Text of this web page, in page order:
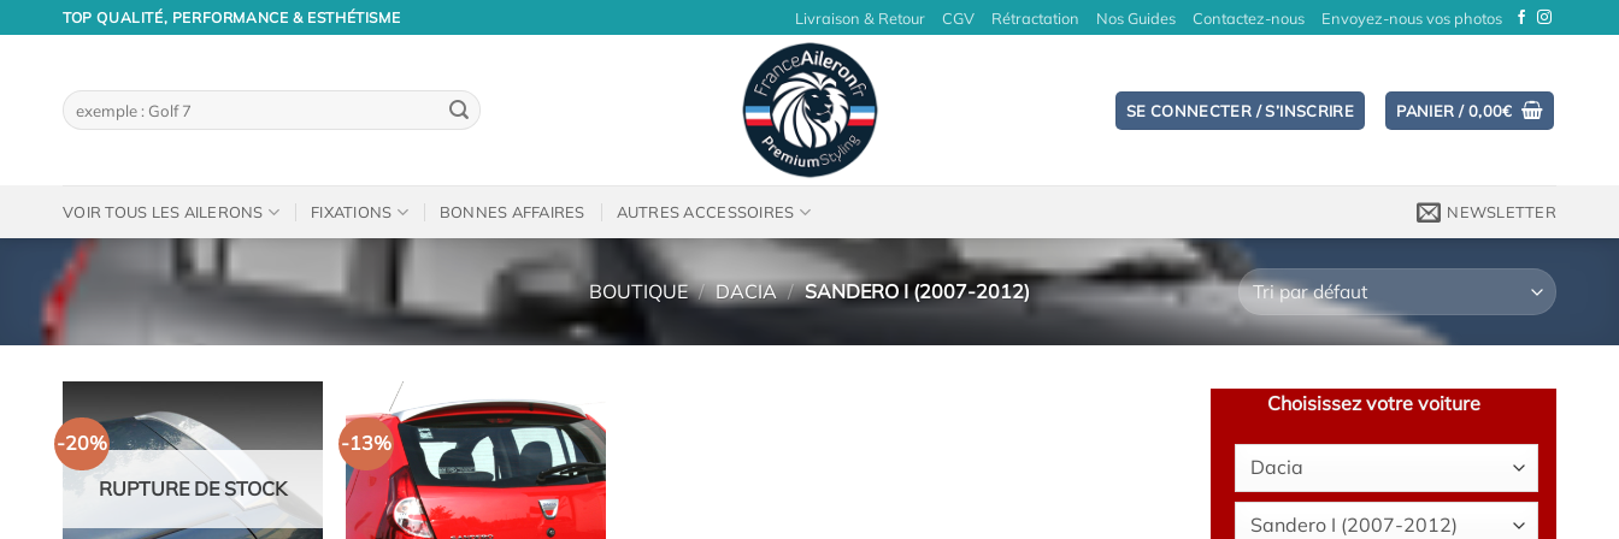
TOP QUALITÉ, PERFORMANCE & ESTHÉTISME Livraison & Retour CGV Rétractation Nos Guides Contactez-nous Envoyez-nous vos photos
Recherche
pour :
SE CONNECTER / S’INSCRIRE PANIER /0,00€
VOIR TOUS LES AILERONS FIXATIONS BONNES AFFAIRES AUTRES ACCESSOIRES NEWSLETTER
BOUTIQUE / DACIA / SANDERO I (2007-2012)
-20%
RUPTURE DE STOCK
-13%
Choisissez votre voiture